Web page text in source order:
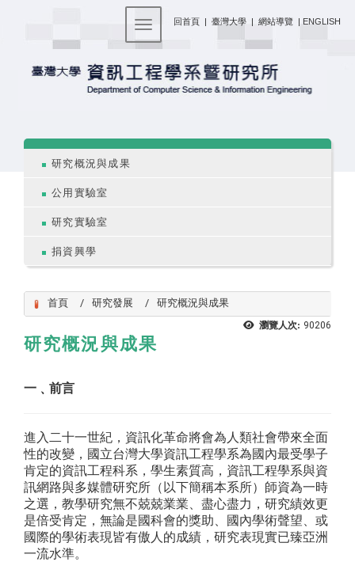
回首頁 | 臺灣大學 | 網站導覽 | ENGLISH
Toggle navigation
研究概況與成果
公用實驗室
研究實驗室
捐資興學
首頁 研究發展 研究概況與成果
瀏覽人次: 90206
研究概況與成果
一﹑前言
進入二十一世紀，資訊化革命將會為人類社會帶來全面
性的改變，國立台灣大學資訊工程學系為國內最受學子
肯定的資訊工程科系，學生素質高，資訊工程學系與資
訊網路與多媒體研究所（以下簡稱本系所）師資為一時
之選，教學研究無不兢兢業業、盡心盡力，研究績效更
是倍受肯定，無論是國科會的獎助、國內學術聲望、或
國際的學術表現皆有傲人的成績，研究表現實已臻亞洲
一流水準。